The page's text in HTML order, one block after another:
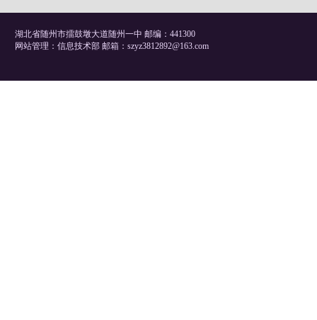
湖北省随州市擂鼓墩大道随州一中 邮编：441300
网站管理：信息技术部 邮箱：szyz3812892@163.com